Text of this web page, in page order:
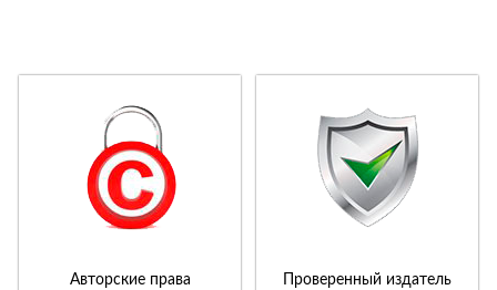
Авторские права Проверенный издатель